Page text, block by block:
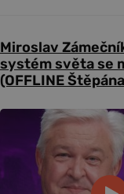
Miroslav
systém světa se
(OFFLINE